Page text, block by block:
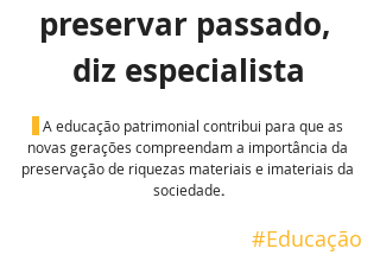
preservar passado,
diz especialista
A educação patrimonial contribui para que as
novas gerações compreendam a importância da
preservação de riquezas materiais e imateriais da
sociedade.
#Educação